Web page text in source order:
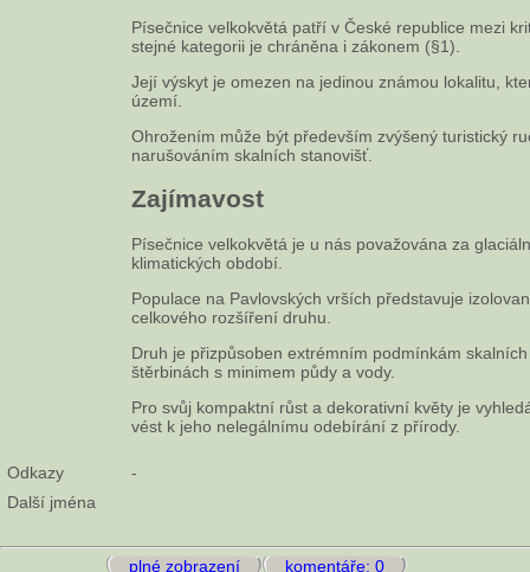
Písečnice velkokvětá patří v České republice mezi
stejné kategorii je chráněna i zákonem (§1).
Její výskyt je omezen na jedinou známou lokalitu,
území.
Ohrožením může být především zvýšený turistický
narušováním skalních stanovišť.
Zajímavost
Písečnice velkokvětá je u nás považována za
klimatických období.
Populace na Pavlovských vrších představuje
celkového rozšíření druhu.
Druh je přizpůsoben extrémním podmínkám
štěrbinách s minimem půdy a vody.
Pro svůj kompaktní růst a dekorativní květy je
vést k jeho nelegálnímu odebírání z přírody.
Odkazy
-
Další jména